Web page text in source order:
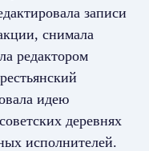
записи
снимала
редактором
идею
деревнях
исполнителей.